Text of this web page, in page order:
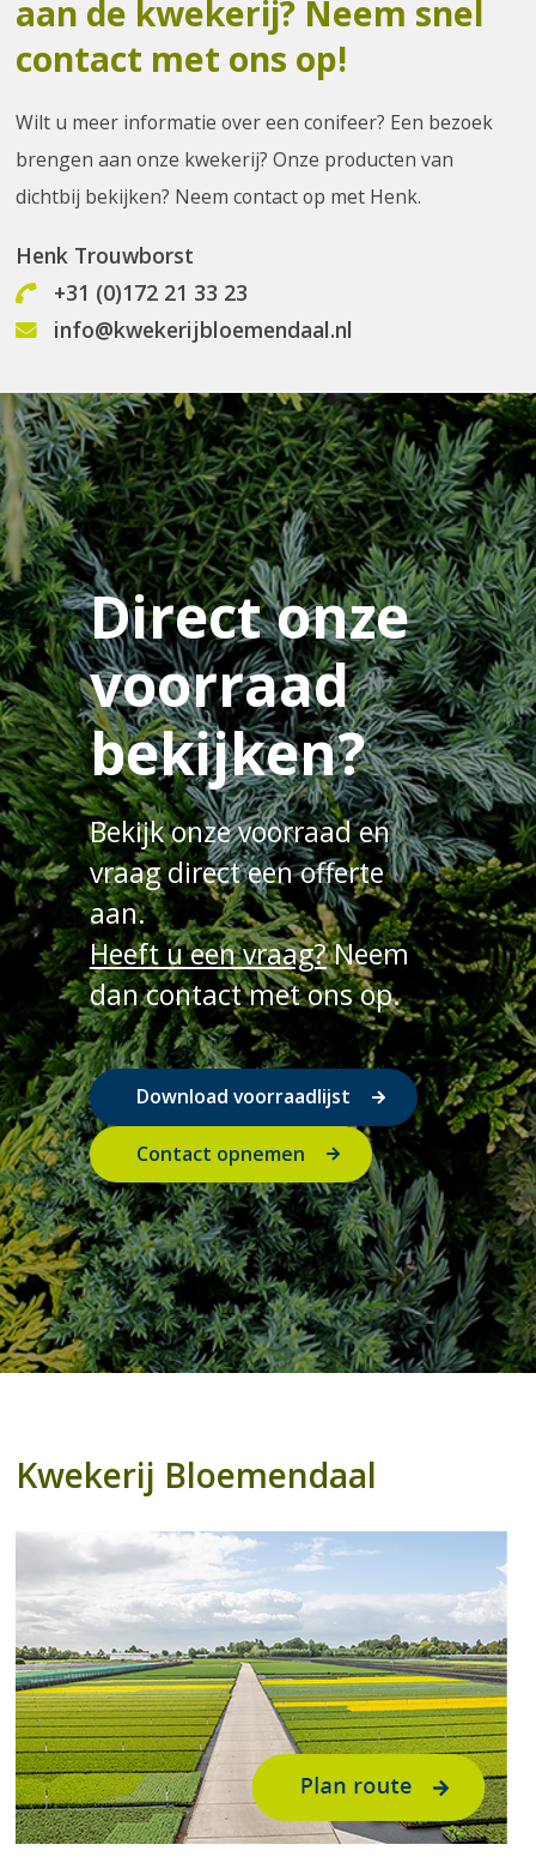
aan de kwekerij? Neem snel
contact met ons op!
Wilt u meer informatie over een conifeer? Een bezoek
brengen aan onze kwekerij? Onze producten van
dichtbij bekijken? Neem contact op met Henk.
Henk Trouwborst
+31 (0)172 21 33 23
info@kwekerijbloemendaal.nl
Direct onze
voorraad
bekijken?
Bekijk onze voorraad en
vraag direct een offerte
aan.
Heeft u een vraag?Neem
dan contact met ons op.
Download voorraadlijst
Contact opnemen
Kwekerij Bloemendaal